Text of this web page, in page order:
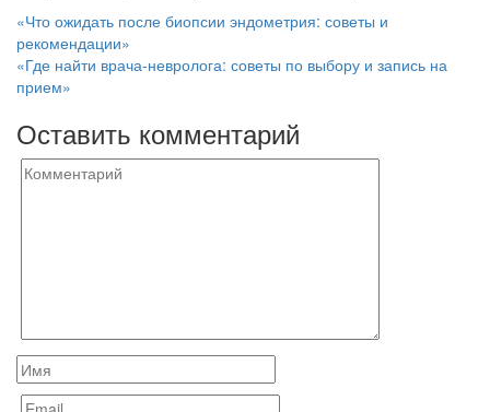
Навигация
по
записям
«Что ожидать после биопсии эндометрия: советы и
рекомендации»
«Где найти врача-невролога: советы по выбору и запись на
прием»
Оставить комментарий